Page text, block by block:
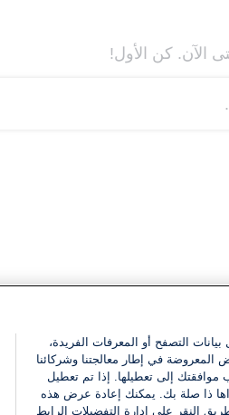
الآن. كن الأول!
التصفح أو المعرفات الفريدة،
المعروضة في إطار معالجتنا وشركائنا
إلى تعطيلها. إذا تم تعطيل
ذا صلة بك. يمكنك إعادة عرض هذه
النقر على إدارة التفضيلات الرابط